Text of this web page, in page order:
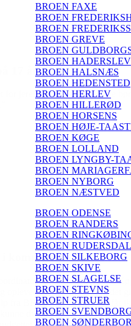
BROEN FAXE
BROEN
BROEN
BROEN GREVE
BROEN
BROEN HADERSLEV
BROEN HALSNÆS
BROEN HEDENSTED
BROEN HERLEV
BROEN HILLERØD
BROEN HORSENS
BROEN HØJE-
BROEN KØGE
BROEN LOLLAND
BROEN LYNGBY-
BROEN
BROEN NYBORG
BROEN NÆSTVED
BROEN ODENSE
BROEN RANDERS
BROEN
BROEN RUDERSDAL
BROEN SILKEBORG
BROEN SKIVE
BROEN SLAGELSE
BROEN STEVNS
BROEN STRUER
BROEN
BROEN